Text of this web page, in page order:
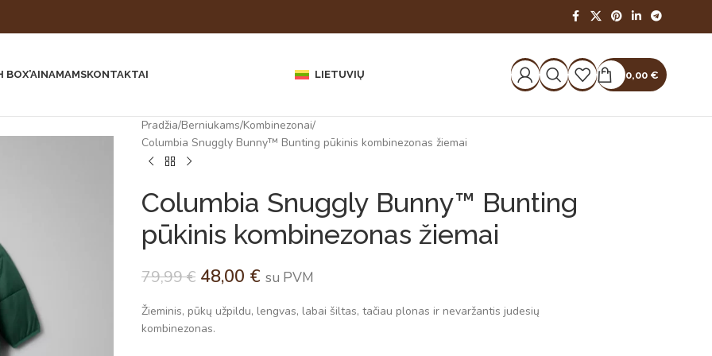
BOX’AINAMAMSKONTAKTAI LIETUVIŲ 0,00 €
Pradžia Berniukams Kombinezonai
Columbia Snuggly Bunny™ Bunting pūkinis kombinezonas žiemai
Columbia Snuggly Bunny™ Bunting
pūkinis kombinezonas žiemai
79,99€ 48,00 € su PVM
Žieminis, pūkų užpildu, lengvas, labai šiltas, tačiau plonas ir nevaržantis judesių
kombinezonas.